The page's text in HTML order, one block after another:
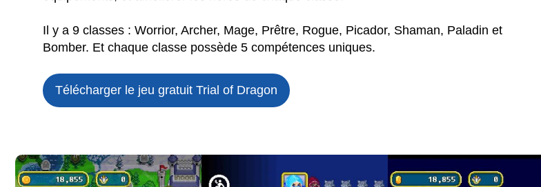
Il y a 9 classes : Worrior, Archer, Mage, Prêtre, Rogue, Picador, Shaman, Paladin et
Bomber. Et chaque classe possède 5 compétences uniques.
Télécharger le jeu gratuitTrial of Dragon